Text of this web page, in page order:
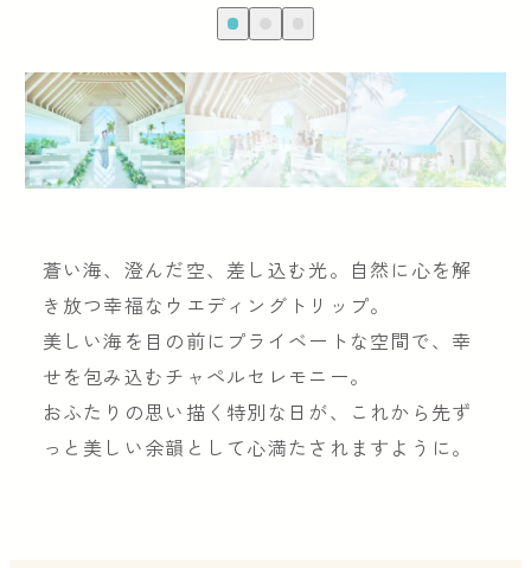
蒼い海、澄んだ空、差し込む光。自然に心を解
き放つ幸福なウエディングトリップ。
美しい海を目の前にプライベートな空間で、幸
せを包み込むチャペルセレモニー。
おふたりの思い描く特別な日が、これから先ず
っと美しい余韻として心満たされますように。